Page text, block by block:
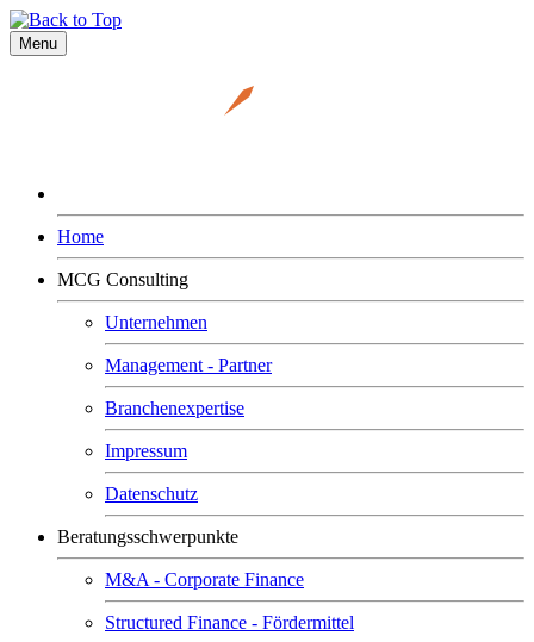
Menu
Home
MCG Consulting
Unternehmen
Management - Partner
Branchenexpertise
Impressum
Datenschutz
Beratungsschwerpunkte
M&A - Corporate Finance
Structured Finance - Fördermittel